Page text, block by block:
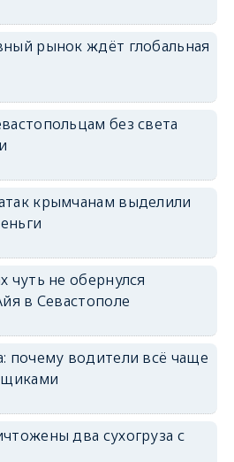
рынок ждёт глобальная
без света
крымчанам выделили
чуть не обернулся
в Севастополе
почему водители всё чаще
два сухогруза с